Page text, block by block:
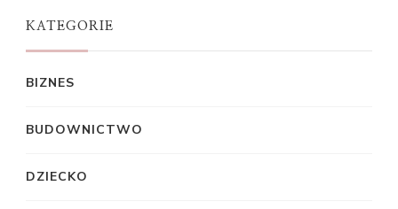
KATEGORIE
BIZNES
BUDOWNICTWO
DZIECKO